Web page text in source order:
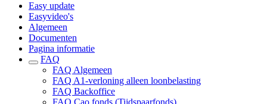
Easy update
Easyvideo's
Algemeen
Documenten
Pagina informatie
FAQ
FAQ Algemeen
FAQ A1-verloning alleen loonbelasting
FAQ Backoffice
FAQ Cao fonds (Tijdspaarfonds)